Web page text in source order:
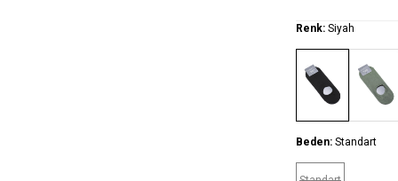
Renk: Siyah
Beden: Standart